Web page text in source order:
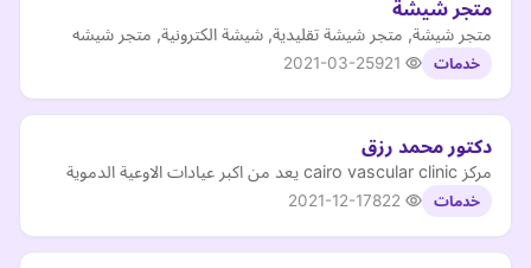
متجر شيشة
متجر شيشة, متجر شيشة تقليدية, شيشة الكترونية, متجر شيشه
خدمات 2021-03-25
دكتور محمد رزق
مركز cairo vascular clinic يعد من اكبر عيادات الاوعية الدموية
خدمات 2021-12-17